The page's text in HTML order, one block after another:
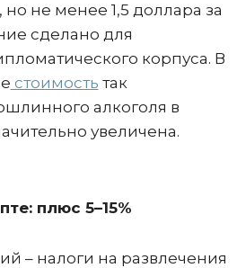
не менее 1,5 доллара за
сделано для
корпуса. В
стоимость так
алкоголя в
увеличена.
плюс 5–15%
– налоги на развлечения